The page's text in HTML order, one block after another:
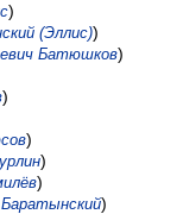
)
(Эллис))
Батюшков)
)
)
)
)
)